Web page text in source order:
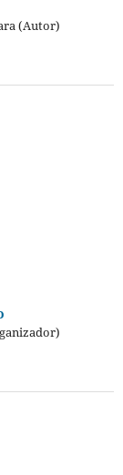
(Autor)